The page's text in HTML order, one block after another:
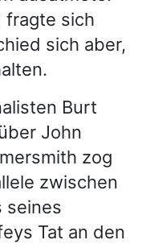
fragte sich
sich aber,
Burt
John
zog
zwischen
seines
Tat an den